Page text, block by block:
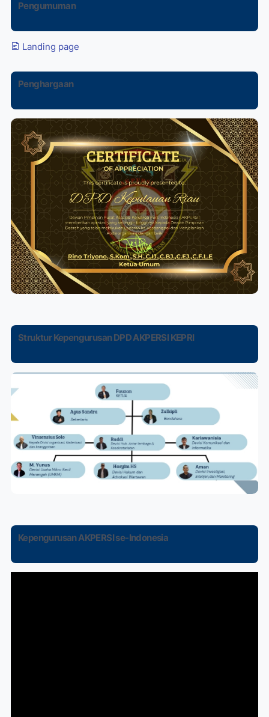
Pengumuman
Landing page
Penghargaan
Struktur Kepengurusan DPD AKPERSI KEPRI
Kepengurusan AKPERSI se-Indonesia